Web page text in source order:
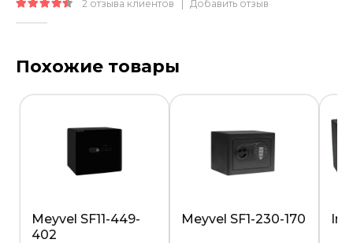
2 отзыва клиентов | Добавить отзыв
Похожие товары
Meyvel SF11-449-
402
Meyvel SF1-230-170